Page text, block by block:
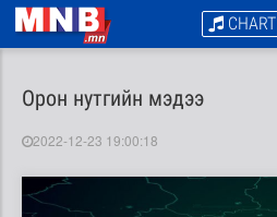
CHART
Орон нутгийн мэдээ
2022-12-23 19:00:18